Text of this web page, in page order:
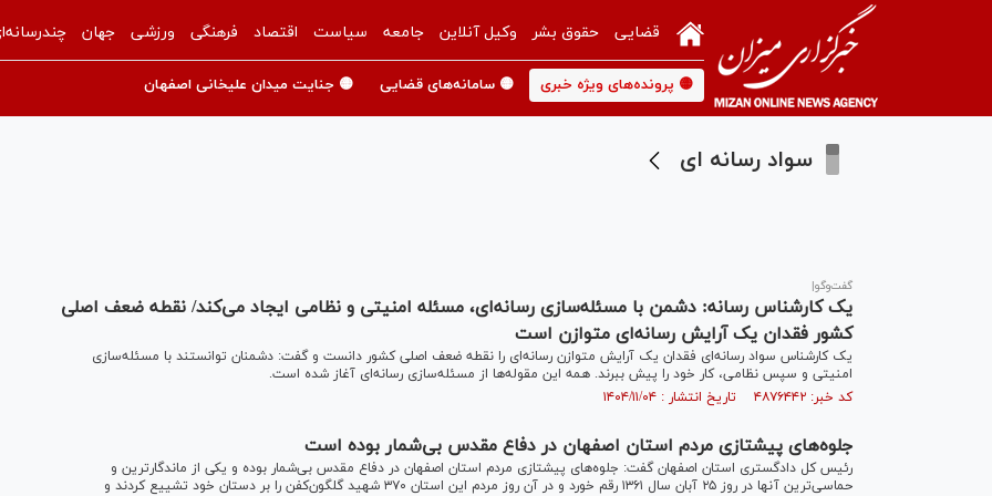
قضایی حقوق بشر وکیل آنلاین جامعه سیاست اقتصاد فرهنگی ورزشی جهان
🟡 پرونده‌های ویژه خبری 🟡 سامانه‌های قضایی 🟡 جنایت میدان علیخانی اصفهان
سواد رسانه ای
گفت‌و‌گو|
یک کارشناس رسانه: دشمن با مسئله‌سازی رسانه‌ای، مسئله امنیتی و نظامی ایجاد می‌کند/ نقطه ضعف اصلی
کشور فقدان یک آرایش رسانه‌ای متوازن است
یک کارشناس سواد رسانه‌ای فقدان یک آرایش متوازن رسانه‌ای را نقطه ضعف اصلی کشور دانست و گفت: دشمنان توانستند با مسئله‌سازی
امنیتی و سپس نظامی، کار خود را پیش ببرند. همه این مقوله‌ها از مسئله‌سازی رسانه‌ای آغاز شده است.
کد خبر: ۴۸۷۶۴۴۲ تاریخ انتشار : ۱۴۰۴/۱۱/۰۴
جلوه‌های پیشتازی مردم استان اصفهان در دفاع مقدس بی‌شمار بوده است
رئیس کل دادگستری استان اصفهان گفت: جلوه‌های پیشتازی مردم استان اصفهان در دفاع مقدس بی‌شمار بوده و یکی از ماندگارترین و
حماسی‌ترین آنها در روز ۲۵ آبان سال ۱۳۶۱ رقم خورد و در آن روز مردم این استان ۳۷۰ شهید گلگون‌کفن را بر دستان خود تشییع کردند و